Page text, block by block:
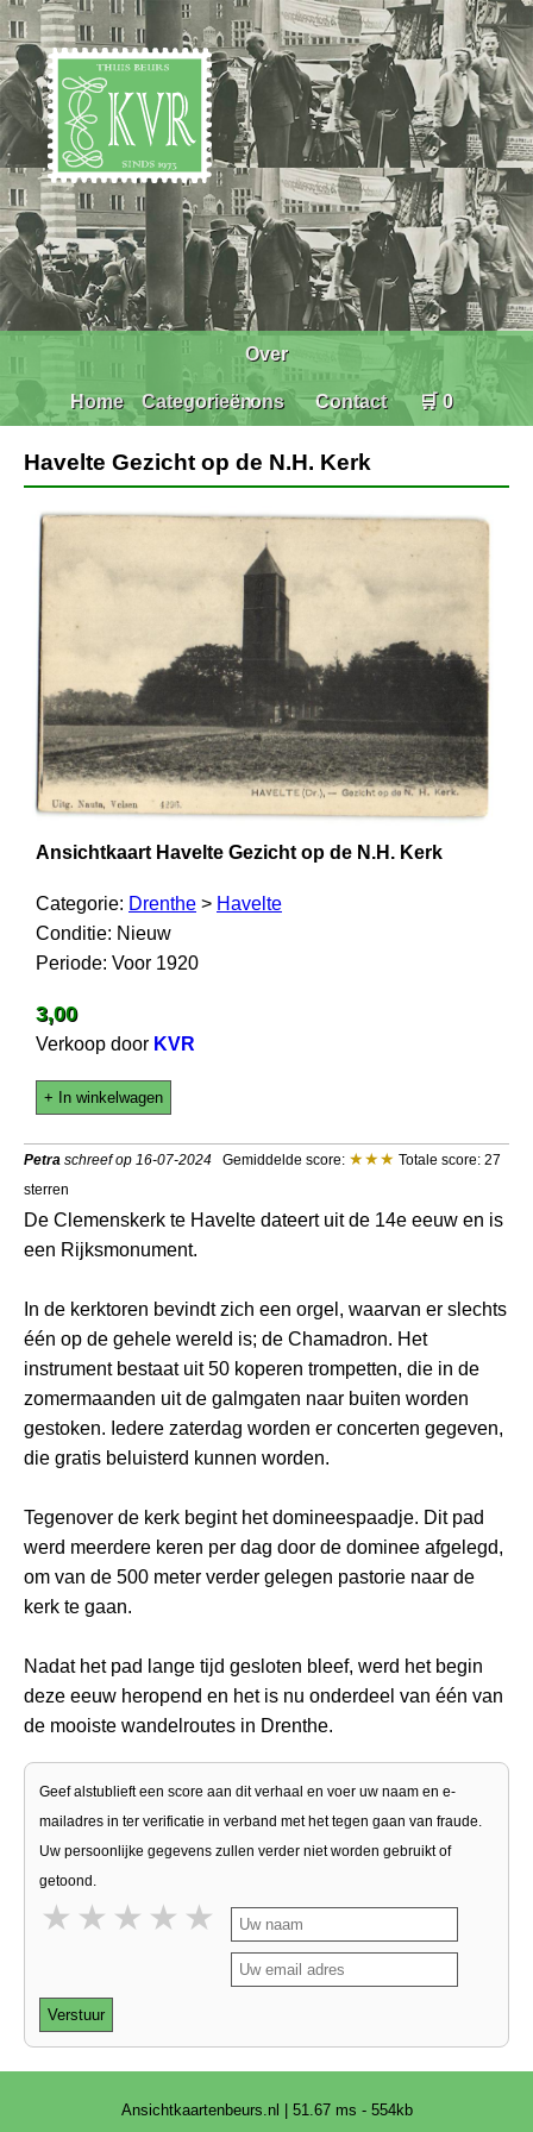
Home Categorieën
Over
ons Contact 🛒 0
Havelte Gezicht op de N.H. Kerk
Ansichtkaart Havelte Gezicht op de N.H. Kerk
Categorie: Drenthe > Havelte
Conditie: Nieuw
Periode: Voor 1920
3,00
Verkoop door KVR
+ In winkelwagen
Petra schreef op 16-07-2024 Gemiddelde score:
Totale score: 27
sterren
De Clemenskerk te Havelte dateert uit de 14e eeuw en is
een Rijksmonument.
In de kerktoren bevindt zich een orgel, waarvan er slechts
één op de gehele wereld is; de Chamadron. Het
instrument bestaat uit 50 koperen trompetten, die in de
zomermaanden uit de galmgaten naar buiten worden
gestoken. Iedere zaterdag worden er concerten gegeven,
die gratis beluisterd kunnen worden.
Tegenover de kerk begint het domineespaadje. Dit pad
werd meerdere keren per dag door de dominee afgelegd,
om van de 500 meter verder gelegen pastorie naar de
kerk te gaan.
Nadat het pad lange tijd gesloten bleef, werd het begin
deze eeuw heropend en het is nu onderdeel van één van
de mooiste wandelroutes in Drenthe.
Geef alstublieft een score aan dit verhaal en voer uw naam en e-
mailadres in ter verificatie in verband met het tegen gaan van fraude.
Uw persoonlijke gegevens zullen verder niet worden gebruikt of
getoond.
5 stars
4 stars
3 stars
2 stars
1 star
Verstuur
Ansichtkaartenbeurs.nl | 51.67 ms - 554kb